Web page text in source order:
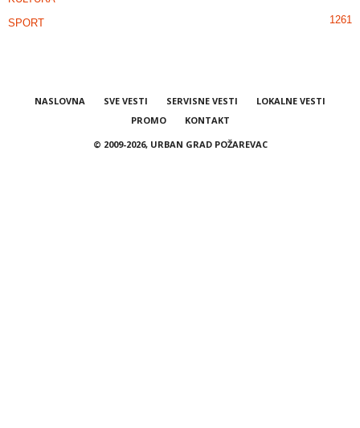
SPORT 1261
NASLOVNA SVE VESTI SERVISNE VESTI
LOKALNE VESTI
PROMO
KONTAKT
© 2009-2026, URBAN GRAD POŽAREVAC